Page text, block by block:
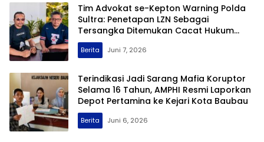
Tim Advokat se-Kepton Warning Polda
Sultra: Penetapan LZN Sebagai
Tersangka Ditemukan Cacat Hukum
Murni yang Sangat Fatal
Berita Juni 7, 2026
Terindikasi Jadi Sarang Mafia Koruptor
Selama 16 Tahun, AMPHI Resmi Laporkan
Depot Pertamina ke Kejari Kota Baubau
Berita Juni 6, 2026